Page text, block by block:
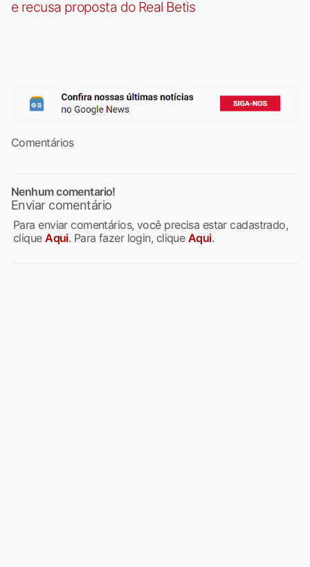
e recusa proposta do Real Betis
Comentários
Nenhum comentario!
Enviar comentário
Para enviar comentários, você precisa estar cadastrado,
cliqueAqui. Para fazer login, clique Aqui.